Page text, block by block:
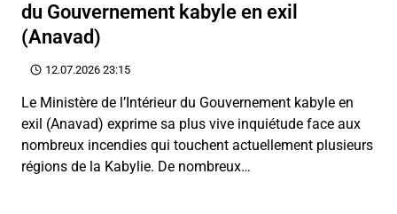
du Gouvernement kabyle en exil
(Anavad)
12.07.2026 23:15
Le Ministère de l’Intérieur du Gouvernement kabyle en
exil (Anavad) exprime sa plus vive inquiétude face aux
nombreux incendies qui touchent actuellement plusieurs
régions de la Kabylie. De nombreux…